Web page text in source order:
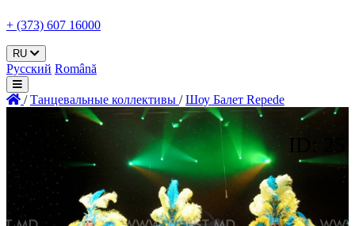
+ (373) 607 16000
RU
Русский Română
/ Танцевальные коллективы / Шоу Балет Repede
ID: 25